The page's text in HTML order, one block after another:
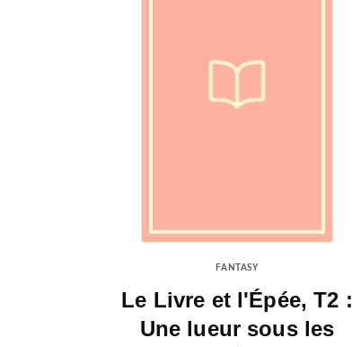
FANTASY
Le Livre et l'Épée, T2 :
Une lueur sous les